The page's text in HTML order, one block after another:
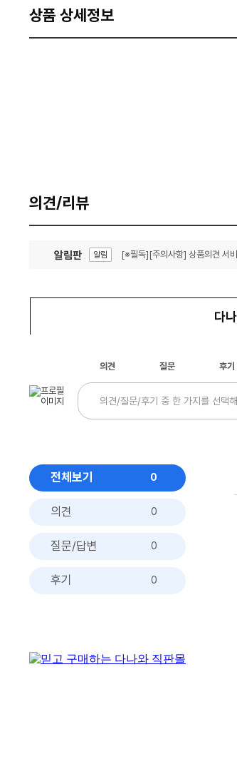
상품 상세정보
의견/리뷰
알림판 알림 [※필독][주의사항] 상품의견 서
다
의견 질문 후기
전체보기 0
의견 0
질문/답변 0
후기 0